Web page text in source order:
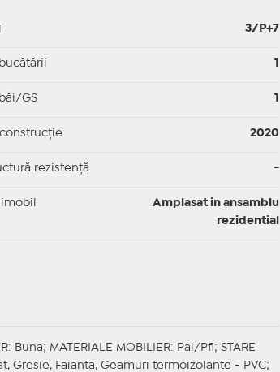
3/P+7
GS
2020
rezistență -
imobil
Amplasat in ansamblu
rezidential
: Buna; MATERIALE MOBILIER: Pal/Pfl; STARE
Gresie, Faianta, Geamuri termoizolante - PVC;